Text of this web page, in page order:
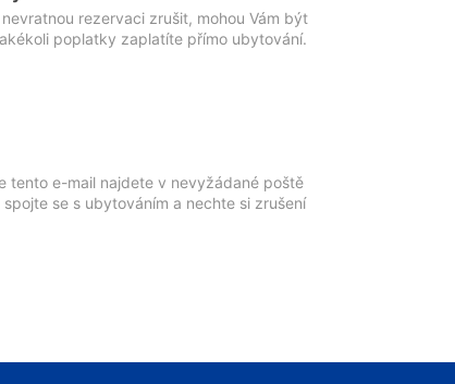
rezervaci zrušit, mohou Vám být
poplatky zaplatíte přímo ubytování.
tento e-mail najdete v nevyžádané poště
se s ubytováním a nechte si zrušení